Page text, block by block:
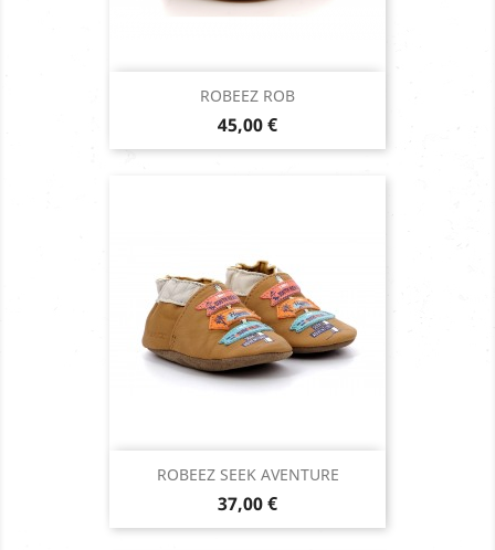
ROBEEZ ROB
Prix
45,00 €
ROBEEZ SEEK AVENTURE
Prix
37,00 €